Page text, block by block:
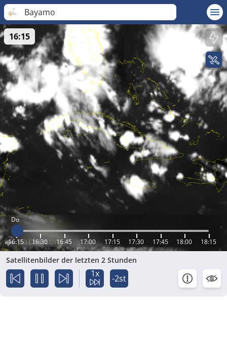
Bayamo
Do
16:15 16:30 16:45 17:00 17:15 17:30 17:45 18:00 18:15
16:15
Satellitenbilder der letzten 2 Stunden
1x -2st